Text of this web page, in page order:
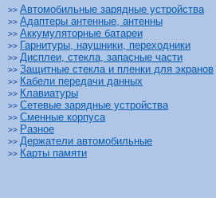
>> Автомобильные зарядные устройства
>> Адаптеры антенные, антенны
>> Аккумуляторные батареи
>> Гарнитуры, наушники, переходники
>> Дисплеи, стекла, запасные части
>> Защитные стекла и пленки для экранов
>> Кабели передачи данных
>> Клавиатуры
>> Сетевые зарядные устройства
>> Сменные корпуса
>> Разное
>> Держатели автомобильные
>> Карты памяти